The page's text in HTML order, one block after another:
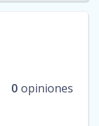
0 opiniones